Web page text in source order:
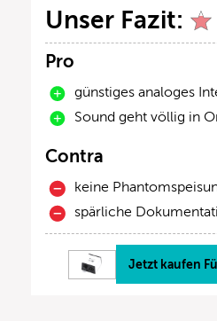
Unser Fazit:
Pro
günstiges analoges
Sound geht völlig in
Contra
keine
spärliche
Jetzt kaufen